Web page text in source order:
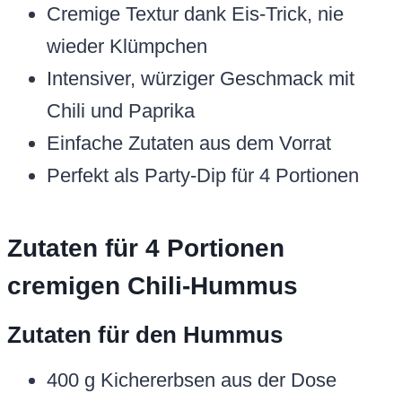
Cremige Textur dank Eis-Trick, nie
wieder Klümpchen
Intensiver, würziger Geschmack mit
Chili und Paprika
Einfache Zutaten aus dem Vorrat
Perfekt als Party-Dip für 4 Portionen
Zutaten für 4 Portionen
cremigen Chili-Hummus
Zutaten für den Hummus
400 g Kichererbsen aus der Dose